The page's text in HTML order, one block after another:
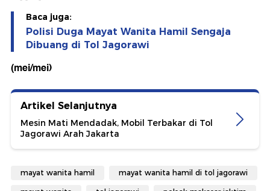
Baca juga:
Polisi Duga Mayat Wanita Hamil Sengaja
Dibuang di Tol Jagorawi
(mei/mei)
Artikel Selanjutnya
Mesin Mati Mendadak, Mobil Terbakar di Tol
Jagorawi Arah Jakarta
mayat wanita hamil mayat wanita hamil di tol jagorawi